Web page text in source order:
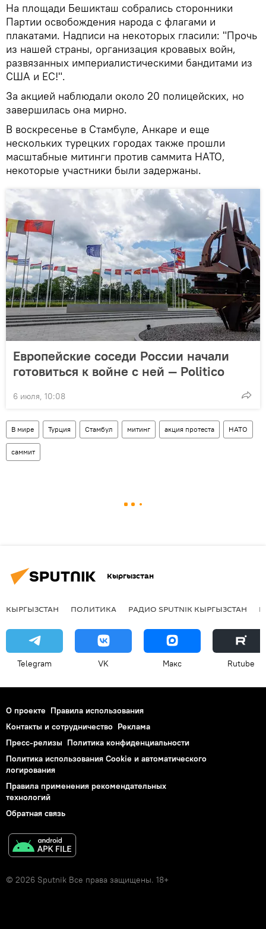
На площади Бешикташ собрались сторонники
Партии освобождения народа с флагами и
плакатами. Надписи на некоторых гласили: "Прочь
из нашей страны, организация кровавых войн,
развязанных империалистическими бандитами из
США и ЕС!".
За акцией наблюдали около 20 полицейских, но
завершилась она мирно.
В воскресенье в Стамбуле, Анкаре и еще
нескольких турецких городах также прошли
масштабные митинги против саммита НАТО,
некоторые участники были задержаны.
Европейские соседи России начали
готовиться к войне с ней — Politico
6 июля, 10:08
В мире Турция Стамбул митинг акция протеста НАТО
саммит
Кыргызстан
КЫРГЫЗСТАН ПОЛИТИКА РАДИО SPUTNIK КЫРГЫЗСТАН
Telegram VK Макс Rutube
О проекте Правила использования
Контакты и сотрудничество Реклама
Пресс-релизы Политика конфиденциальности
Политика использования Cookie и автоматического
логирования
Правила применения рекомендательных
технологий
Обратная связь
© 2026 Sputnik Все права защищены. 18+